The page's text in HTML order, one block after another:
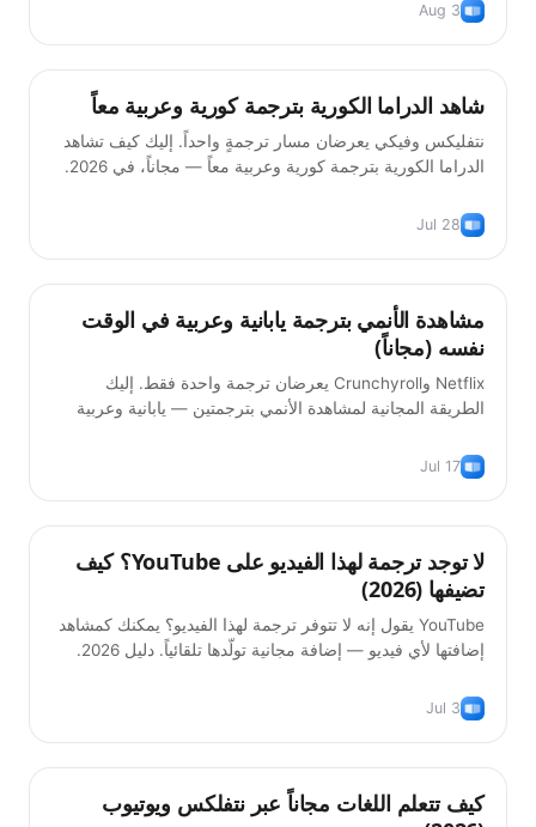
Aug 3
شاهد الدراما الكورية بترجمة كورية وعربية معاً
نتفليكس وفيكي يعرضان مسار ترجمةٍ واحداً. إليك كيف تشاهد
الدراما الكورية بترجمة كورية وعربية معاً — مجاناً، في 2026.
Jul 28
مشاهدة الأنمي بترجمة يابانية وعربية في الوقت
نفسه (مجاناً)
Netflix وCrunchyroll يعرضان ترجمة واحدة فقط. إليك
الطريقة المجانية لمشاهدة الأنمي بترجمتين — يابانية وعربية
Jul 17
لا توجد ترجمة لهذا الفيديو على YouTube؟ كيف
تضيفها (2026)
YouTube يقول إنه لا تتوفر ترجمة لهذا الفيديو؟ يمكنك كمشاهد
إضافتها لأي فيديو — إضافة مجانية تولّدها تلقائياً. دليل 2026.
Jul 3
كيف تتعلم اللغات مجاناً عبر نتفلكس ويوتيوب